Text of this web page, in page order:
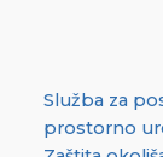
Služba za
prostorno